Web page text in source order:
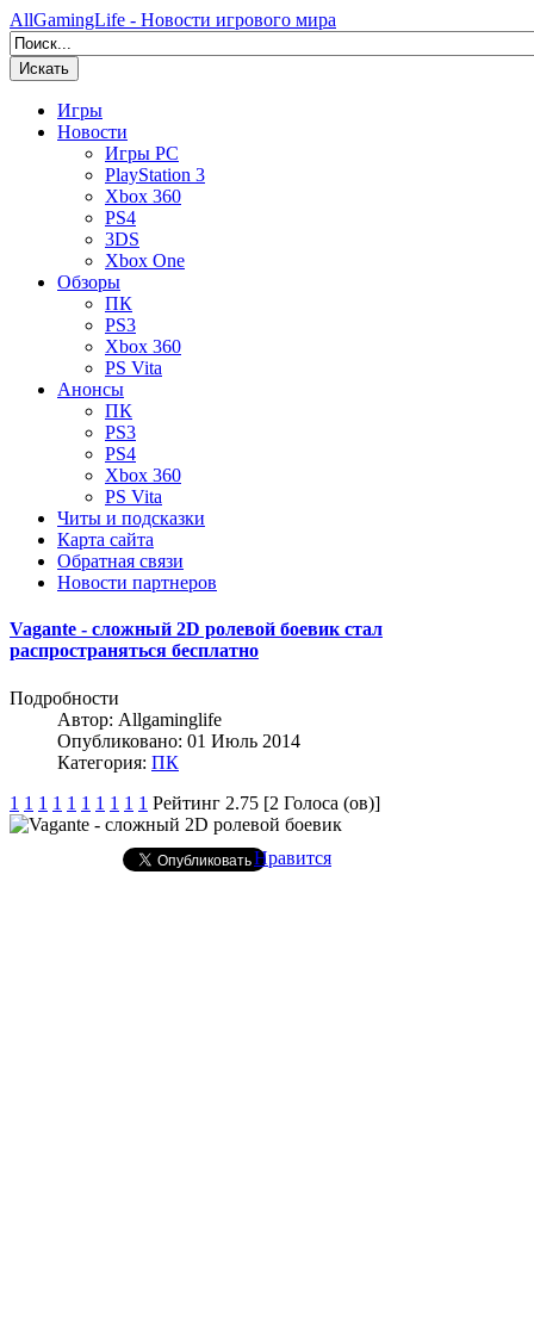
AllGamingLife - Новости игрового мира
Искать
Игры
Новости
Игры PC
PlayStation 3
Xbox 360
PS4
3DS
Xbox One
Обзоры
ПК
PS3
Xbox 360
PS Vita
Анонсы
ПК
PS3
PS4
Xbox 360
PS Vita
Читы и подсказки
Карта сайта
Обратная связи
Новости партнеров
Vagante - сложный 2D ролевой боевик стал
распространяться бесплатно
Подробности
Автор: Allgaminglife
Опубликовано: 01 Июль 2014
Категория: ПК
1 1 1 1 1 1 1 1 1 1 Рейтинг 2.75 [2 Голоса (ов)]
Нравится